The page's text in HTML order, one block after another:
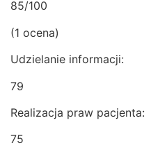
85/100
(1 ocena)
Udzielanie informacji:
79
Realizacja praw pacjenta:
75